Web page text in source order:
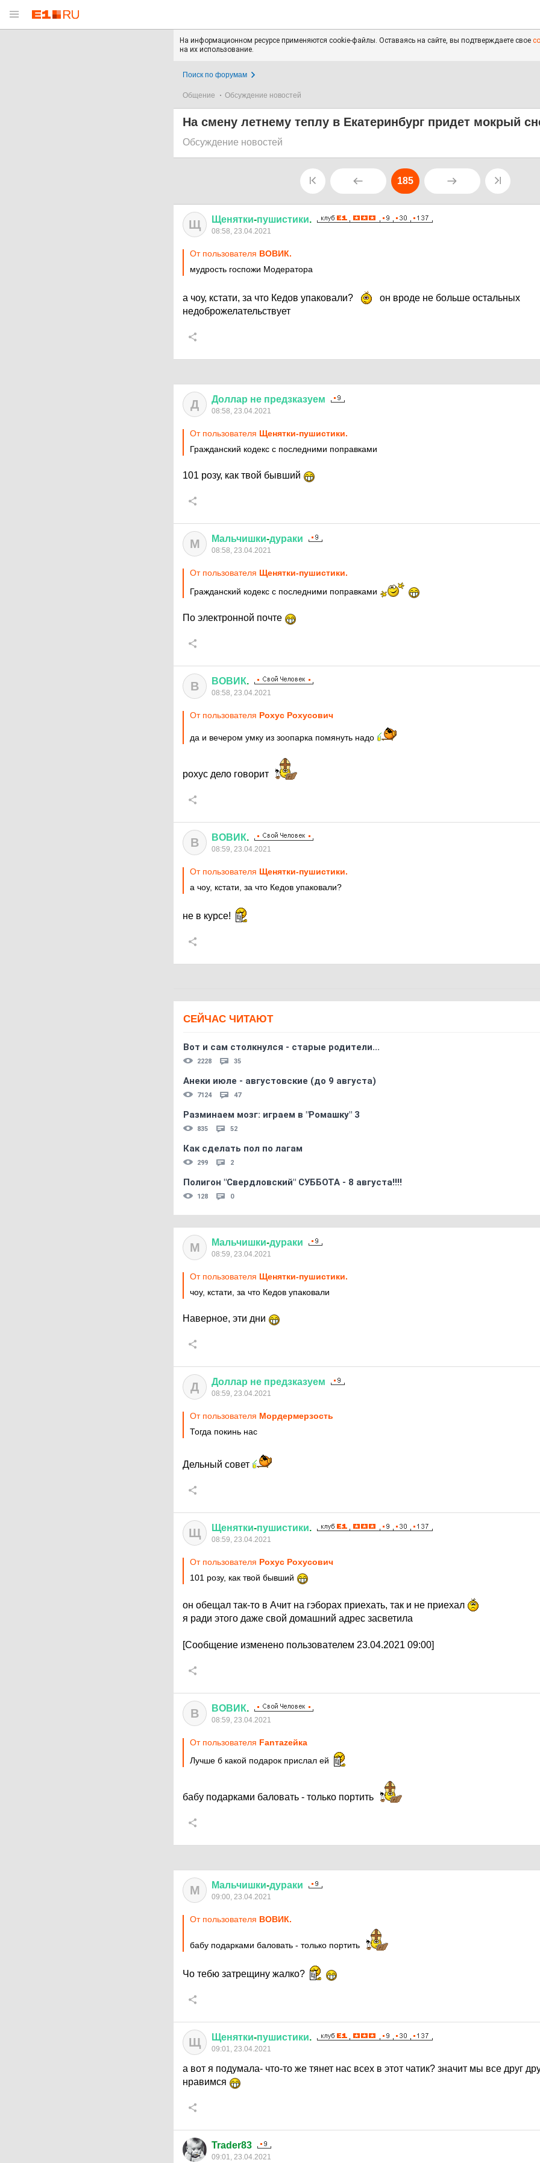
На информационном ресурсе применяются cookie-файлы. Оставаясь на сайте, вы подтверждаете свое
на их использование.
Поиск по форумам
Общение Обсуждение новостей
На смену летнему теплу в Екатеринбург придет мокрый
Обсуждение новостей
185
Щ Щенятки-пушистики.
08:58, 23.04.2021
От пользователя ВОВИК.
мудрость госпожи Модератора
а чоу, кстати, за что Кедов упаковали?
он вроде не больше остальных
недоброжелательствует
Д Доллар не предзказуем
08:58, 23.04.2021
От пользователя Щенятки-пушистики.
Гражданский кодекс с последними поправками
101 розу, как твой бывший
М Мальчишки-дураки
08:58, 23.04.2021
От пользователя Щенятки-пушистики.
Гражданский кодекс с последними поправками
По электронной почте
В ВОВИК.
08:58, 23.04.2021
От пользователя Рохус Рохусович
да и вечером умку из зоопарка помянуть надо
рохус дело говорит
В ВОВИК.
08:59, 23.04.2021
От пользователя Щенятки-пушистики.
а чоу, кстати, за что Кедов упаковали?
не в курсе!
СЕЙЧАС ЧИТАЮТ
Вот и сам столкнулся - старые родители...
2228 35
Анеки июле - августовские (до 9 августа)
7124 47
Разминаем мозг: играем в "Ромашку" 3
835 52
Как сделать пол по лагам
299 2
Полигон "Свердловский" СУББОТА - 8 августа!!!!
128 0
М Мальчишки-дураки
08:59, 23.04.2021
От пользователя Щенятки-пушистики.
чоу, кстати, за что Кедов упаковали
Наверное, эти дни
Д Доллар не предзказуем
08:59, 23.04.2021
От пользователя Мордермерзость
Тогда покинь нас
Дельный совет
Щ Щенятки-пушистики.
08:59, 23.04.2021
От пользователя Рохус Рохусович
101 розу, как твой бывший
он обещал так-то в Ачит на гэборах приехать, так и не приехал
я ради этого даже свой домашний адрес засветила
[Сообщение изменено пользователем 23.04.2021 09:00]
В ВОВИК.
08:59, 23.04.2021
От пользователя Fanтаzeйкa
Лучше б какой подарок прислал ей
бабу подарками баловать - только портить
М Мальчишки-дураки
09:00, 23.04.2021
От пользователя ВОВИК.
бабу подарками баловать - только портить
Чо тебю затрещину жалко?
Щ Щенятки-пушистики.
09:01, 23.04.2021
а вот я подумала- что-то же тянет нас всех в этот чатик? значит мы все друг
нравимся
Trader83
09:01, 23.04.2021